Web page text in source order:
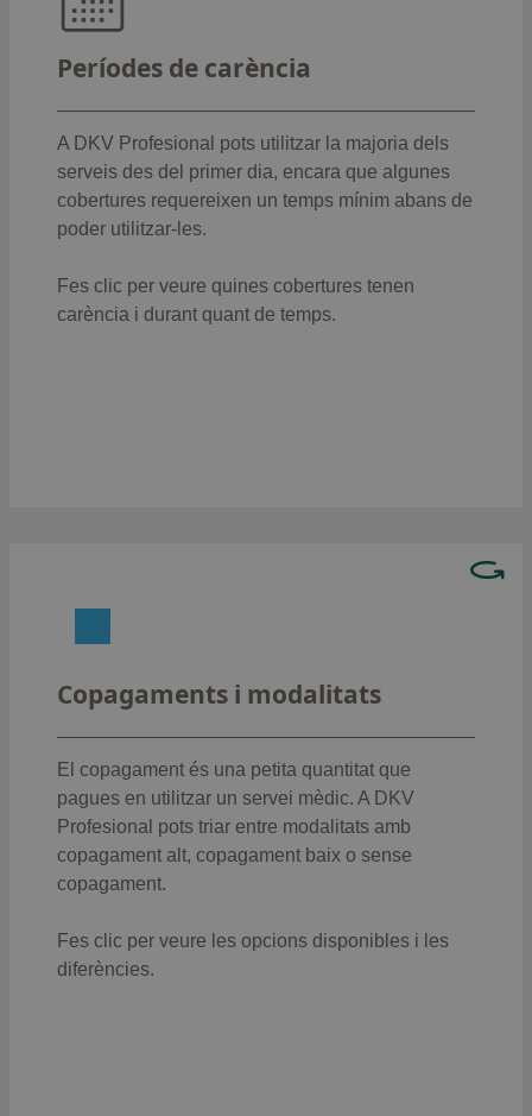
Períodes de carència
A DKV Profesional pots utilitzar la majoria dels
serveis des del primer dia, encara que algunes
cobertures requereixen un temps mínim abans de
poder utilitzar-les.
Fes clic per veure quines cobertures tenen
carència i durant quant de temps.
Intervencions quirúrgiques,
8 mesos
Actes i intervencions quirúrgiques
ambulatòries
: 6 mesos
Mitjans diagnòstics d'alta tecnologia
: 6
Estudi biomecànic de la marxa
: 6 mesos
Prototeràpia en tumors pediàtrics
Copagaments i modalitats
El copagament és una petita quantitat que
pagues en utilitzar un servei mèdic. A DKV
Profesional pots triar entre modalitats amb
copagament alt, copagament baix o sense
copagament.
Fes clic per veure les opcions disponibles i les
diferències.
especialitats)
especialitats)
Sense copagament
: Élite (0 €, tot inclòs)